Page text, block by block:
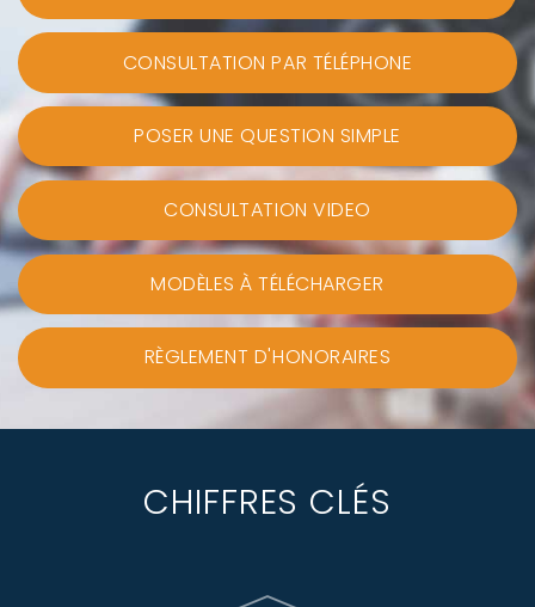
CONSULTATION PAR TÉLÉPHONE
POSER UNE QUESTION SIMPLE
CONSULTATION VIDEO
MODÈLES À TÉLÉCHARGER
RÈGLEMENT D'HONORAIRES
CHIFFRES CLÉS